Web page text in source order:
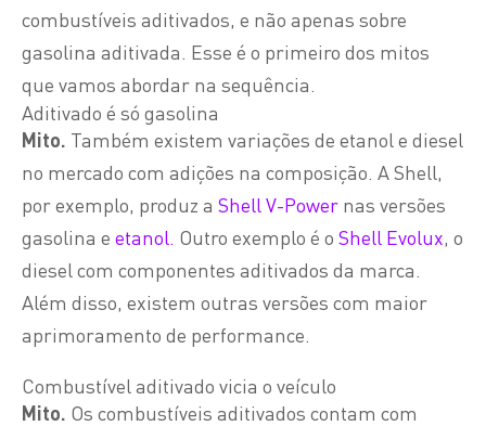
combustíveis aditivados, e não apenas sobre
gasolina aditivada. Esse é o primeiro dos mitos
que vamos abordar na sequência.
Aditivado é só gasolina
Mito. Também existem variações de etanol e diesel
no mercado com adições na composição. A Shell,
por exemplo, produz a Shell V-Power nas versões
gasolina e etanol. Outro exemplo é o Shell Evolux, o
diesel com componentes aditivados da marca.
Além disso, existem outras versões com maior
aprimoramento de performance.
Combustível aditivado vicia o veículo
Mito. Os combustíveis aditivados contam com